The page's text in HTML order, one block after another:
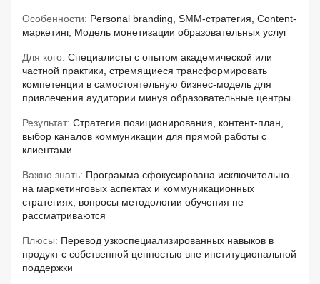
Особенности: Personal branding, SMM-стратегия, Content-
маркетинг, Модель монетизации образовательных услуг
Для кого: Специалисты с опытом академической или
частной практики, стремящиеся трансформировать
компетенции в самостоятельную бизнес-модель для
привлечения аудитории минуя образовательные центры
Результат: Стратегия позиционирования, контент-план,
выбор каналов коммуникации для прямой работы с
клиентами
Важно знать: Программа сфокусирована исключительно
на маркетинговых аспектах и коммуникационных
стратегиях; вопросы методологии обучения не
рассматриваются
Плюсы: Перевод узкоспециализированных навыков в
продукт с собственной ценностью вне институциональной
поддержки